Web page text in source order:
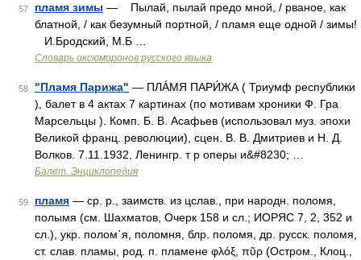
57 пламя зимы — Пылай, пылай предо мной, / рваное, как
блатной, / как безумный портной, / пламя еще одной / зимы!
И.Бродский, М.Б …
Словарь оксюморонов русского языка
58 "Пламя Парижа" — ПЛÁМЯ ПАРИ́ЖА ( Триумф республики
), балет в 4 актах 7 картинах (по мотивам хроники Ф. Гра
Марсельцы ). Комп. Б. В. Асафьев (использовал муз. эпохи
Великой франц. революции), сцен. В. В. Дмитриев и Н. Д.
Волков. 7.11.1932, Ленингр. т р оперы и&#8230; …
Балет. Энциклопедия
59 пламя — ср. р., заимств. из цслав., при народн. поломя,
полымя (см. Шахматов, Очерк 158 и сл.; ИОРЯС 7, 2, 352 и
сл.), укр. полом᾽я, поломня, блр. поломя, др. русск. поломя,
ст. слав. пламы, род. п. пламене φλόξ, πῦρ (Остром., Клоц.,